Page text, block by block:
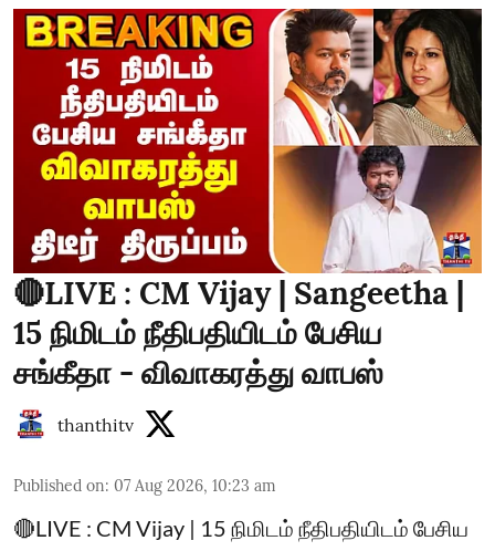
🔴LIVE : CM Vijay | Sangeetha |
15 நிமிடம் நீதிபதியிடம் பேசிய
சங்கீதா - விவாகரத்து வாபஸ்
thanthitv
Published on: 07 Aug 2026, 10:23 am
🔴LIVE : CM Vijay | 15 நிமிடம் நீதிபதியிடம் பேசிய